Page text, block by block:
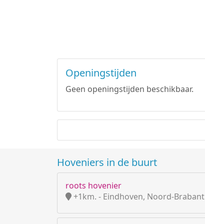
Openingstijden
Geen openingstijden beschikbaar.
Hoveniers in de buurt
roots hovenier
+1km. - Eindhoven, Noord-Brabant